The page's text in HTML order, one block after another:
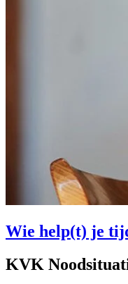
Wie help(t) je
KVK